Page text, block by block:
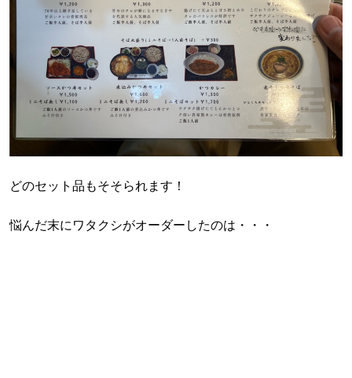
どのセット品もそそられます！
悩んだ末にワタクシがオーダーしたのは・・・